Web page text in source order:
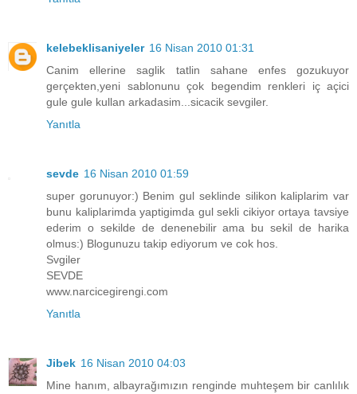
kelebeklisaniyeler 16 Nisan 2010 01:31
Canim ellerine saglik tatlin sahane enfes gozukuyor
gerçekten,yeni sablonunu çok begendim renkleri iç açici
gule gule kullan arkadasim...sicacik sevgiler.
Yanıtla
sevde 16 Nisan 2010 01:59
super gorunuyor:) Benim gul seklinde silikon kaliplarim var
bunu kaliplarimda yaptigimda gul sekli cikiyor ortaya tavsiye
ederim o sekilde de denenebilir ama bu sekil de harika
olmus:) Blogunuzu takip ediyorum ve cok hos.
Svgiler
SEVDE
www.narcicegirengi.com
Yanıtla
Jibek 16 Nisan 2010 04:03
Mine hanım, albayrağımızın renginde muhteşem bir canlılık